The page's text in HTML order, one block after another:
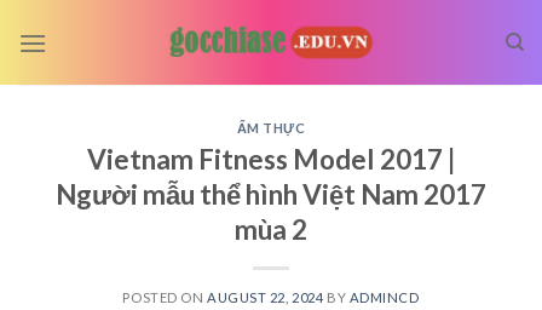
ẨM THỰC
Vietnam Fitness Model 2017 |
Người mẫu thể hình Việt Nam 2017
mùa 2
POSTED ON AUGUST 22, 2024 BY ADMINCD